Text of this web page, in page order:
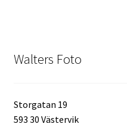
Walters Foto
Storgatan 19
593 30 Västervik